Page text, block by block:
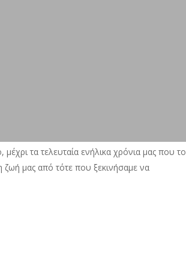
τα τελευταία ενήλικα χρόνια μας που το
μας από τότε που ξεκινήσαμε να